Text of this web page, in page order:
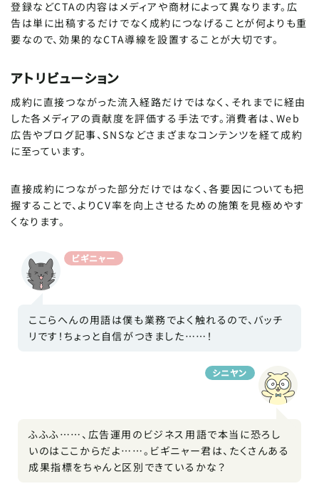
登録などCTAの内容はメディアや商材によって異なります。広
告は単に出稿するだけでなく成約につなげることが何よりも重
要なので、効果的なCTA導線を設置することが大切です。
アトリビューション
成約に直接つながった流入経路だけではなく、それまでに経由
した各メディアの貢献度を評価する手法です。消費者は、Web
広告やブログ記事、SNSなどさまざまなコンテンツを経て成約
に至っています。
直接成約につながった部分だけではなく、各要因についても把
握することで、よりCV率を向上させるための施策を見極めやす
くなります。
ビギニャー
ここらへんの用語は僕も業務でよく触れるので、バッチ
リです！ちょっと自信がつきました……！
シニヤン
ふふふ……、広告運用のビジネス用語で本当に恐ろし
いのはここからだよ……。ビギニャー君は、たくさんある
成果指標をちゃんと区別できているかな？